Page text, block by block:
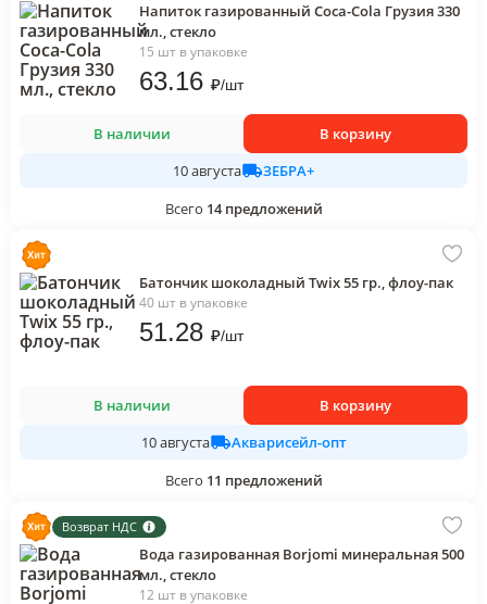
Напиток газированный Coca-Cola Грузия 330
мл., стекло
15 шт в упаковке
63.16 ₽/шт
В наличии
В корзину
10 августа
ЗЕБРА+
Всего 14 предложений
Батончик шоколадный Twix 55 гр., флоу-пак
40 шт в упаковке
51.28 ₽/шт
В наличии
В корзину
10 августа
Акварисейл-опт
Всего 11 предложений
Возврат НДС
Вода газированная Borjomi минеральная 500
мл., стекло
12 шт в упаковке